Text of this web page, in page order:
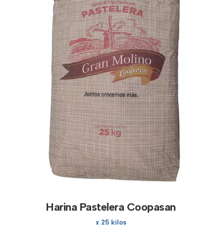
Harina Pastelera Coopasan
x 25 kilos